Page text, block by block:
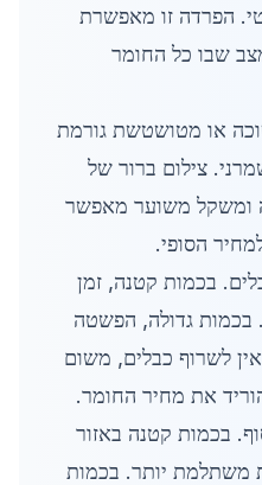
הפרדה זו מאפשרת
שבו כל החומר
או מטושטשת גורמת
צילום ברור של
ומשקל משוער מאפשר
הסופי.
בכמות קטנה, זמן
גדולה, הפשטה
לשרוף כבלים, משום
את מחיר החומר.
בכמות קטנה באזור
משתלמת יותר. בכמות